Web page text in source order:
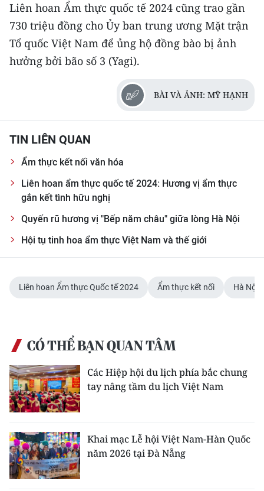
Liên hoan Ẩm thực quốc tế 2024 cũng trao gần
730 triệu đồng cho Ủy ban trung ương Mặt trận
Tổ quốc Việt Nam để ủng hộ đồng bào bị ảnh
hưởng bởi bão số 3 (Yagi).
BÀI VÀ ẢNH: MỸ HẠNH
TIN LIÊN QUAN
Ẩm thực kết nối văn hóa
Liên hoan ẩm thực quốc tế 2024: Hương vị ẩm thực
gắn kết tình hữu nghị
Quyến rũ hương vị "Bếp năm châu" giữa lòng Hà Nội
Hội tụ tinh hoa ẩm thực Việt Nam và thế giới
Liên hoan Ẩm thực Quốc tế 2024 Ẩm thực kết nối Hà Nội
CÓ THỂ BẠN QUAN TÂM
Các Hiệp hội du lịch phía bắc chung
tay nâng tầm du lịch Việt Nam
Khai mạc Lễ hội Việt Nam-Hàn Quốc
năm 2026 tại Đà Nẵng